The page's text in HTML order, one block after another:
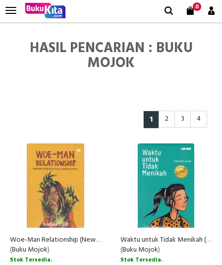
0
HASIL PENCARIAN : BUKU
MOJOK
1 2 3 4
Woe-Man Relationship (New Cover) - Perempuan Dengan Segala Hubungannya
(Buku Mojok)
Stok Tersedia.
Waktu untuk Tidak Menikah (New Cover)
(Buku Mojok)
Stok Tersedia.